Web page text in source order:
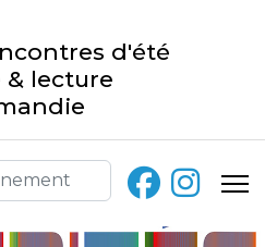
d'été
lecture